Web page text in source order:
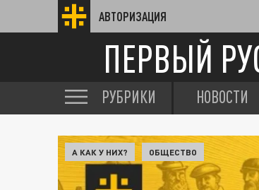
АВТОРИЗАЦИЯ
ПЕРВЫЙ
РУБРИКИ НОВОСТИ
А КАК У НИХ? ОБЩЕСТВО